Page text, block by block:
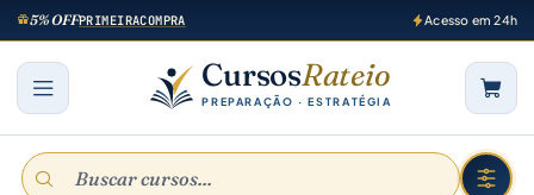
5% OFFPRIMEIRACOMPRA Acesso em 24h
CursosRateio
PREPARAÇÃO · ESTRATÉGIA